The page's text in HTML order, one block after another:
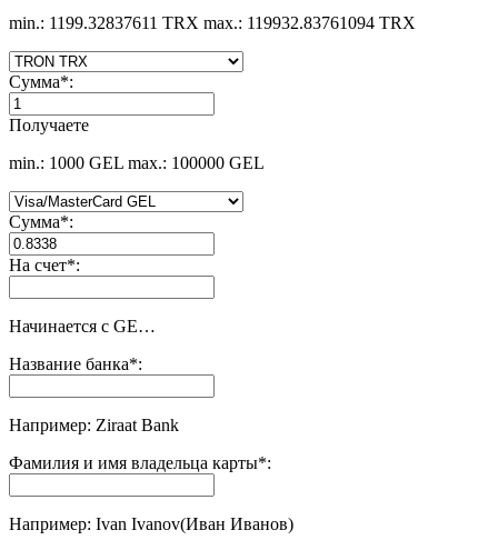
min.: 1199.32837611 TRX max.: 119932.83761094 TRX
Сумма*:
Получаете
min.: 1000 GEL max.: 100000 GEL
Сумма*:
На счет*:
Начинается с GE…
Название банка*:
Например: Ziraat Bank
Фамилия и имя владельца карты*:
Например: Ivan Ivanov(Иван Иванов)